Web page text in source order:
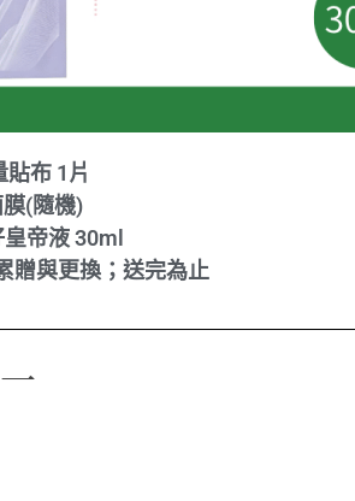
布 1片
(隨機)
帝液 30ml
贈與更換；送完為止